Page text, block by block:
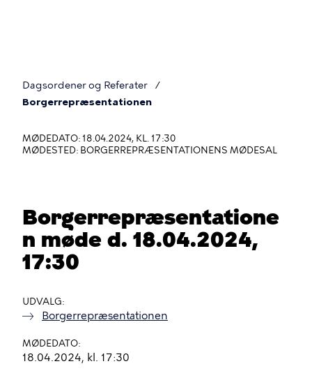
Du
her
Dagsordener og Referater
Borgerrepræsentationen
MØDEDATO: 18.04.2024, KL. 17:30
MØDESTED: BORGERREPRÆSENTATIONENS MØDESAL
Borgerrepræsentatione
n møde d. 18.04.2024,
17:30
UDVALG
Borgerrepræsentationen
MØDEDATO
18.04.2024, kl. 17:30